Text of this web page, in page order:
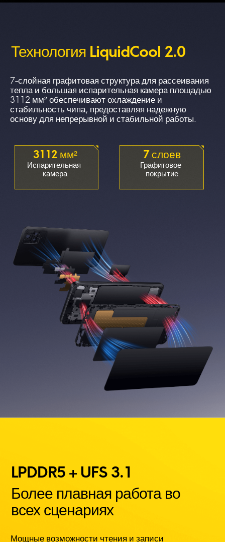
Технология LiquidCool 2.0
7-слойная графитовая структура для рассеивания
тепла и большая испарительная камера площадью
3112 мм² обеспечивают охлаждение и
стабильность чипа, предоставляя надежную
основу для непрерывной и стабильной работы.
3112 мм² 7 слоев
Испарительная
камера
Графитовое
покрытие
LPDDR5 + UFS 3.1
Более плавная работа во
всех сценариях
Мощные возможности чтения и записи